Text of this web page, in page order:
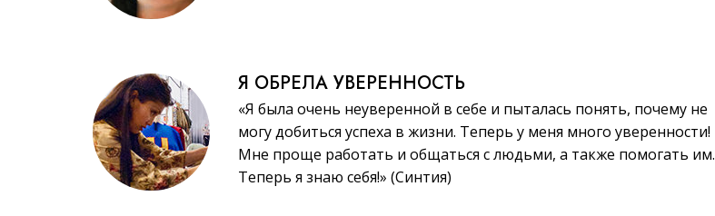
Я ОБРЕЛА УВЕРЕННОСТЬ
«Я была очень неуверенной в себе и пыталась понять, почему не
могу добиться успеха в жизни. Теперь у меня много уверенности!
Мне проще работать и общаться с людьми, а также помогать им.
Теперь я знаю себя!» (Синтия)